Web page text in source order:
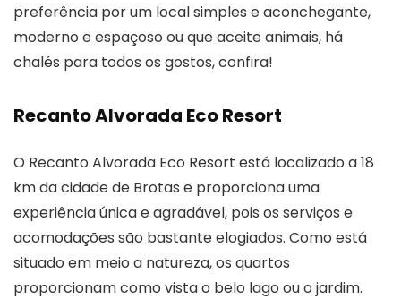
preferência por um local simples e aconchegante,
moderno e espaçoso ou que aceite animais, há
chalés para todos os gostos, confira!
Recanto Alvorada Eco Resort
O Recanto Alvorada Eco Resort está localizado a 18
km da cidade de Brotas e proporciona uma
experiência única e agradável, pois os serviços e
acomodações são bastante elogiados. Como está
situado em meio a natureza, os quartos
proporcionam como vista o belo lago ou o jardim.